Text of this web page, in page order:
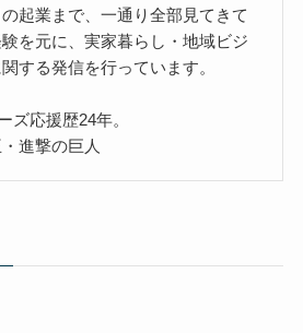
起業まで、一通り全部見てきて
を元に、実家暮らし・地域ビジ
する発信を行っています。
ズ応援歴24年。
進撃の巨人